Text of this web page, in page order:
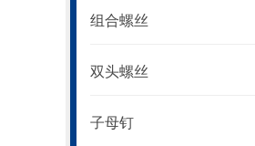
组合螺丝
双头螺丝
子母钉